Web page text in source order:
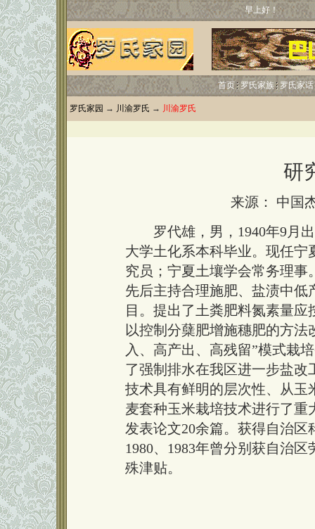
早上好！
首页 罗氏家族 罗氏家话
罗氏家园 → 川渝罗氏 → 川渝罗氏
研
来源： 中国
罗代雄，男，1940年9月出
大学土化系本科毕业。现任
究员；宁夏土壤学会常务理
先后主持合理施肥、盐渍中
目。提出了土粪肥料氮素量
以控制分蘖肥增施穗肥的方
入、高产出、高残留”模式栽
了强制排水在我区进一步盐
技术具有鲜明的层次性、从玉
麦套种玉米栽培技术进行了重
发表论文20余篇。获得自治
1980、1983年曾分别获自治
殊津贴。